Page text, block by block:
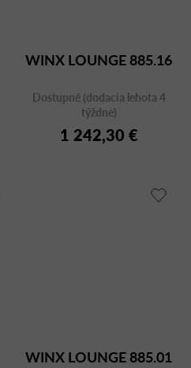
WINX LOUNGE 885.16
Dostupné (dodacia lehota 4
týždne)
1 242,30 €
WINX LOUNGE 885.01